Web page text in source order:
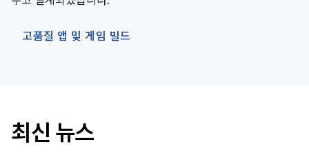
고품질 앱 및 게임 빌드
최신 뉴스